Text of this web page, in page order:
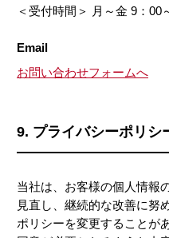
＜受付時間＞ 月～金 9：
Email
お問い合わせフォームへ
9. プライバシーポリシ
当社は、お客様の個人情報
見直し、継続的な改善に努
ポリシーを変更することが